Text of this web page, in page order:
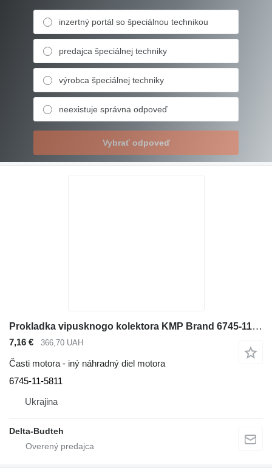
inzertný portál so špeciálnou technikou
predajca špeciálnej techniky
výrobca špeciálnej techniky
neexistuje správna odpoveď
Vybrať odpoveď
Prokladka vipusknogo kolektora KMP Brand 6745-11-5811 na stavebného stroja Komatsu
7,16 € 366,70 UAH
Časti motora - iný náhradný diel motora
6745-11-5811
Ukrajina
Delta-Budteh